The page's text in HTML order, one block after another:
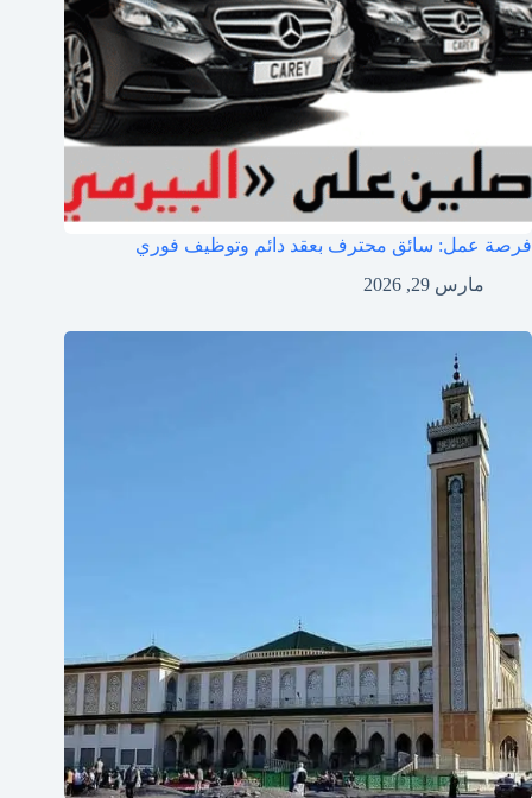
فرصة عمل: سائق محترف بعقد دائم وتوظيف فوري
مارس 29, 2026